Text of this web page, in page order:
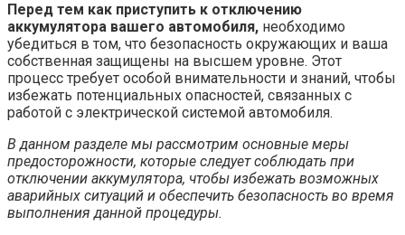
Перед тем как приступить к отключению
аккумулятора вашего автомобиля, необходимо
убедиться в том, что безопасность окружающих и ваша
собственная защищены на высшем уровне. Этот
процесс требует особой внимательности и знаний, чтобы
избежать потенциальных опасностей, связанных с
работой с электрической системой автомобиля.
В данном разделе мы рассмотрим основные меры
предосторожности, которые следует соблюдать при
отключении аккумулятора, чтобы избежать возможных
аварийных ситуаций и обеспечить безопасность во время
выполнения данной процедуры.